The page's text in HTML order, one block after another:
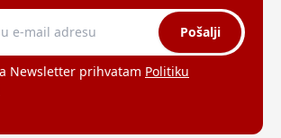
Pošalji
Newsletter prihvatam Politiku